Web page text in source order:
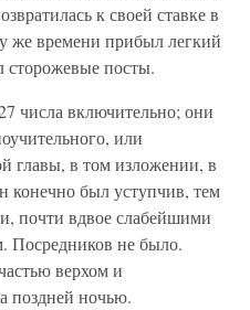
к своей ставке в
же времени прибыл легкий
сторожевые посты.
числа включительно; они
или
главы, в том изложении, в
конечно был уступчив, тем
почти вдвое слабейшими
Посредников не было.
верхом и
поздней ночью.